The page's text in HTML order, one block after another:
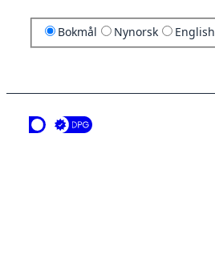
Bokmål Nynorsk English